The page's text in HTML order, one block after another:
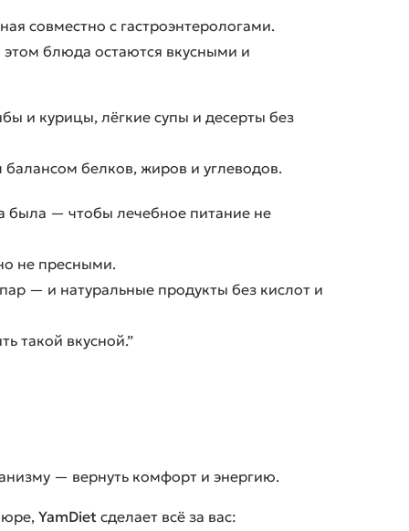
совместно с гастроэнтерологами.
блюда остаются вкусными и
и курицы, лёгкие супы и десерты без
белков, жиров и углеводов.
была — чтобы лечебное питание не
не пресными.
— и натуральные продукты без кислот и
такой вкусной.”
— вернуть комфорт и энергию.
YamDiet сделает всё за вас: